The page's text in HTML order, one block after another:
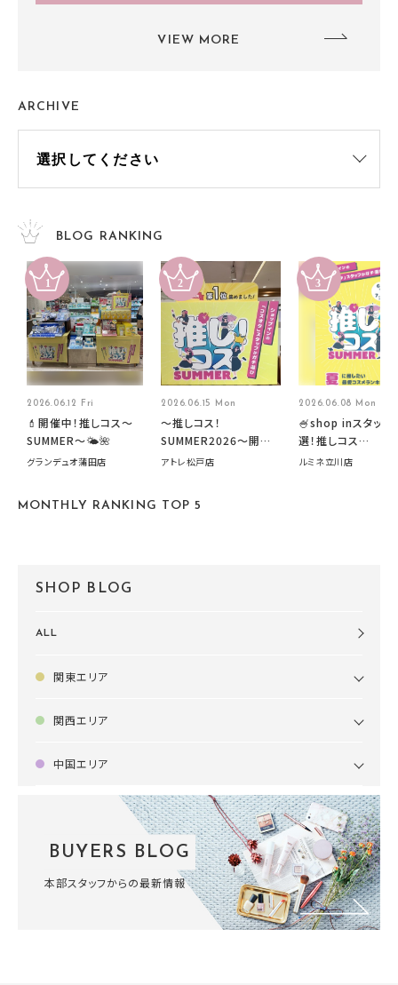
VIEW MORE
ARCHIVE
BLOG RANKING
2026.06.12 Fri
💄開催中！推しコス〜
SUMMER〜🌤️🌺
グランデュオ蒲田店
2026.06.15 Mon
～推しコス！
SUMMER2026～開催
中です！
アトレ松戸店
2026.06.08 Mon
🍧shop inスタッフ
選！推しコス
summer2026開催
ルミネ立川店
MONTHLY RANKING TOP 5
SHOP BLOG
ALL
関東エリア
関西エリア
中国エリア
BUYERS BLOG
本部スタッフからの最新情報